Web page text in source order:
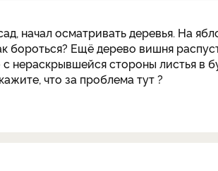
начал осматривать деревья. На
бороться? Ещё дерево вишня
нераскрывшейся стороны листья в
что за проблема тут ?